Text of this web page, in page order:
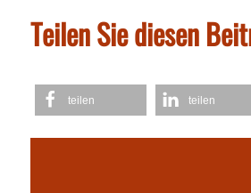
Teilen Sie diesen
teilen teilen